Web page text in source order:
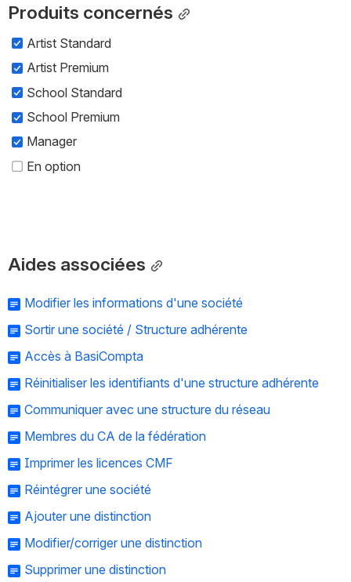
Produits concernés
Artist Standard
Artist Premium
School Standard
School Premium
Manager
En option
Aides associées
Modifier les informations d'une société
Sortir une société / Structure adhérente
Accès à BasiCompta
Réinitialiser les identifiants d'une structure adhérente
Communiquer avec une structure du réseau
Membres du CA de la fédération
Imprimer les licences CMF
Réintégrer une société
Ajouter une distinction
Modifier/corriger une distinction
Supprimer une distinction